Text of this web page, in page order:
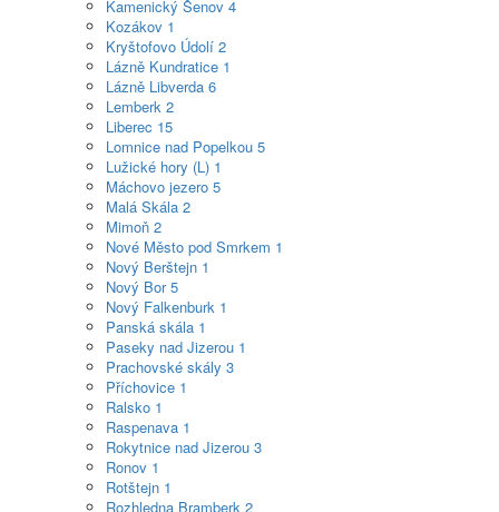
Kamenický Šenov 4
Kozákov 1
Kryštofovo Údolí 2
Lázně Kundratice 1
Lázně Libverda 6
Lemberk 2
Liberec 15
Lomnice nad Popelkou 5
Lužické hory (L) 1
Máchovo jezero 5
Malá Skála 2
Mimoň 2
Nové Město pod Smrkem 1
Nový Berštejn 1
Nový Bor5
Nový Falkenburk 1
Panská skála 1
Paseky nad Jizerou 1
Prachovské skály 3
Příchovice 1
Ralsko 1
Raspenava 1
Rokytnice nad Jizerou 3
Ronov 1
Rotštejn 1
Rozhledna Bramberk 2